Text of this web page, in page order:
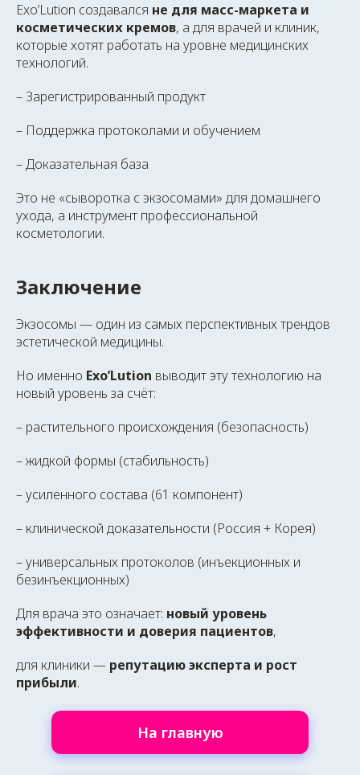
Exo’Lution создавался не для масс-маркета и
косметических кремов, а для врачей и клиник,
которые хотят работать на уровне медицинских
технологий.
– Зарегистрированный продукт
– Поддержка протоколами и обучением
– Доказательная база
Это не «сыворотка с экзосомами» для домашнего
ухода, а инструмент профессиональной
косметологии.
Заключение
Экзосомы — один из самых перспективных трендов
эстетической медицины.
Но именно Exo’Lution выводит эту технологию на
новый уровень за счёт:
– растительного происхождения (безопасность)
– жидкой формы (стабильность)
– усиленного состава (61 компонент)
– клинической доказательности (Россия + Корея)
– универсальных протоколов (инъекционных и
безинъекционных)
Для врача это означает: новый уровень
эффективности и доверия пациентов,
для клиники — репутацию эксперта и рост
прибыли.
На главную